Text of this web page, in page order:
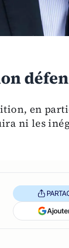
en
ni les